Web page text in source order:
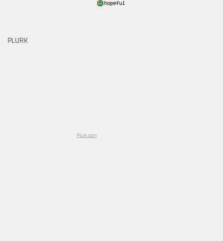
PLURK
Plurk.com